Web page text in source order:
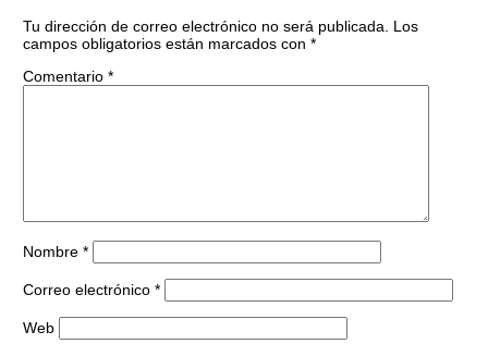
Tu dirección de correo electrónico no será publicada.
Los
campos obligatorios están marcados con *
Comentario *
Nombre *
Correo electrónico *
Web